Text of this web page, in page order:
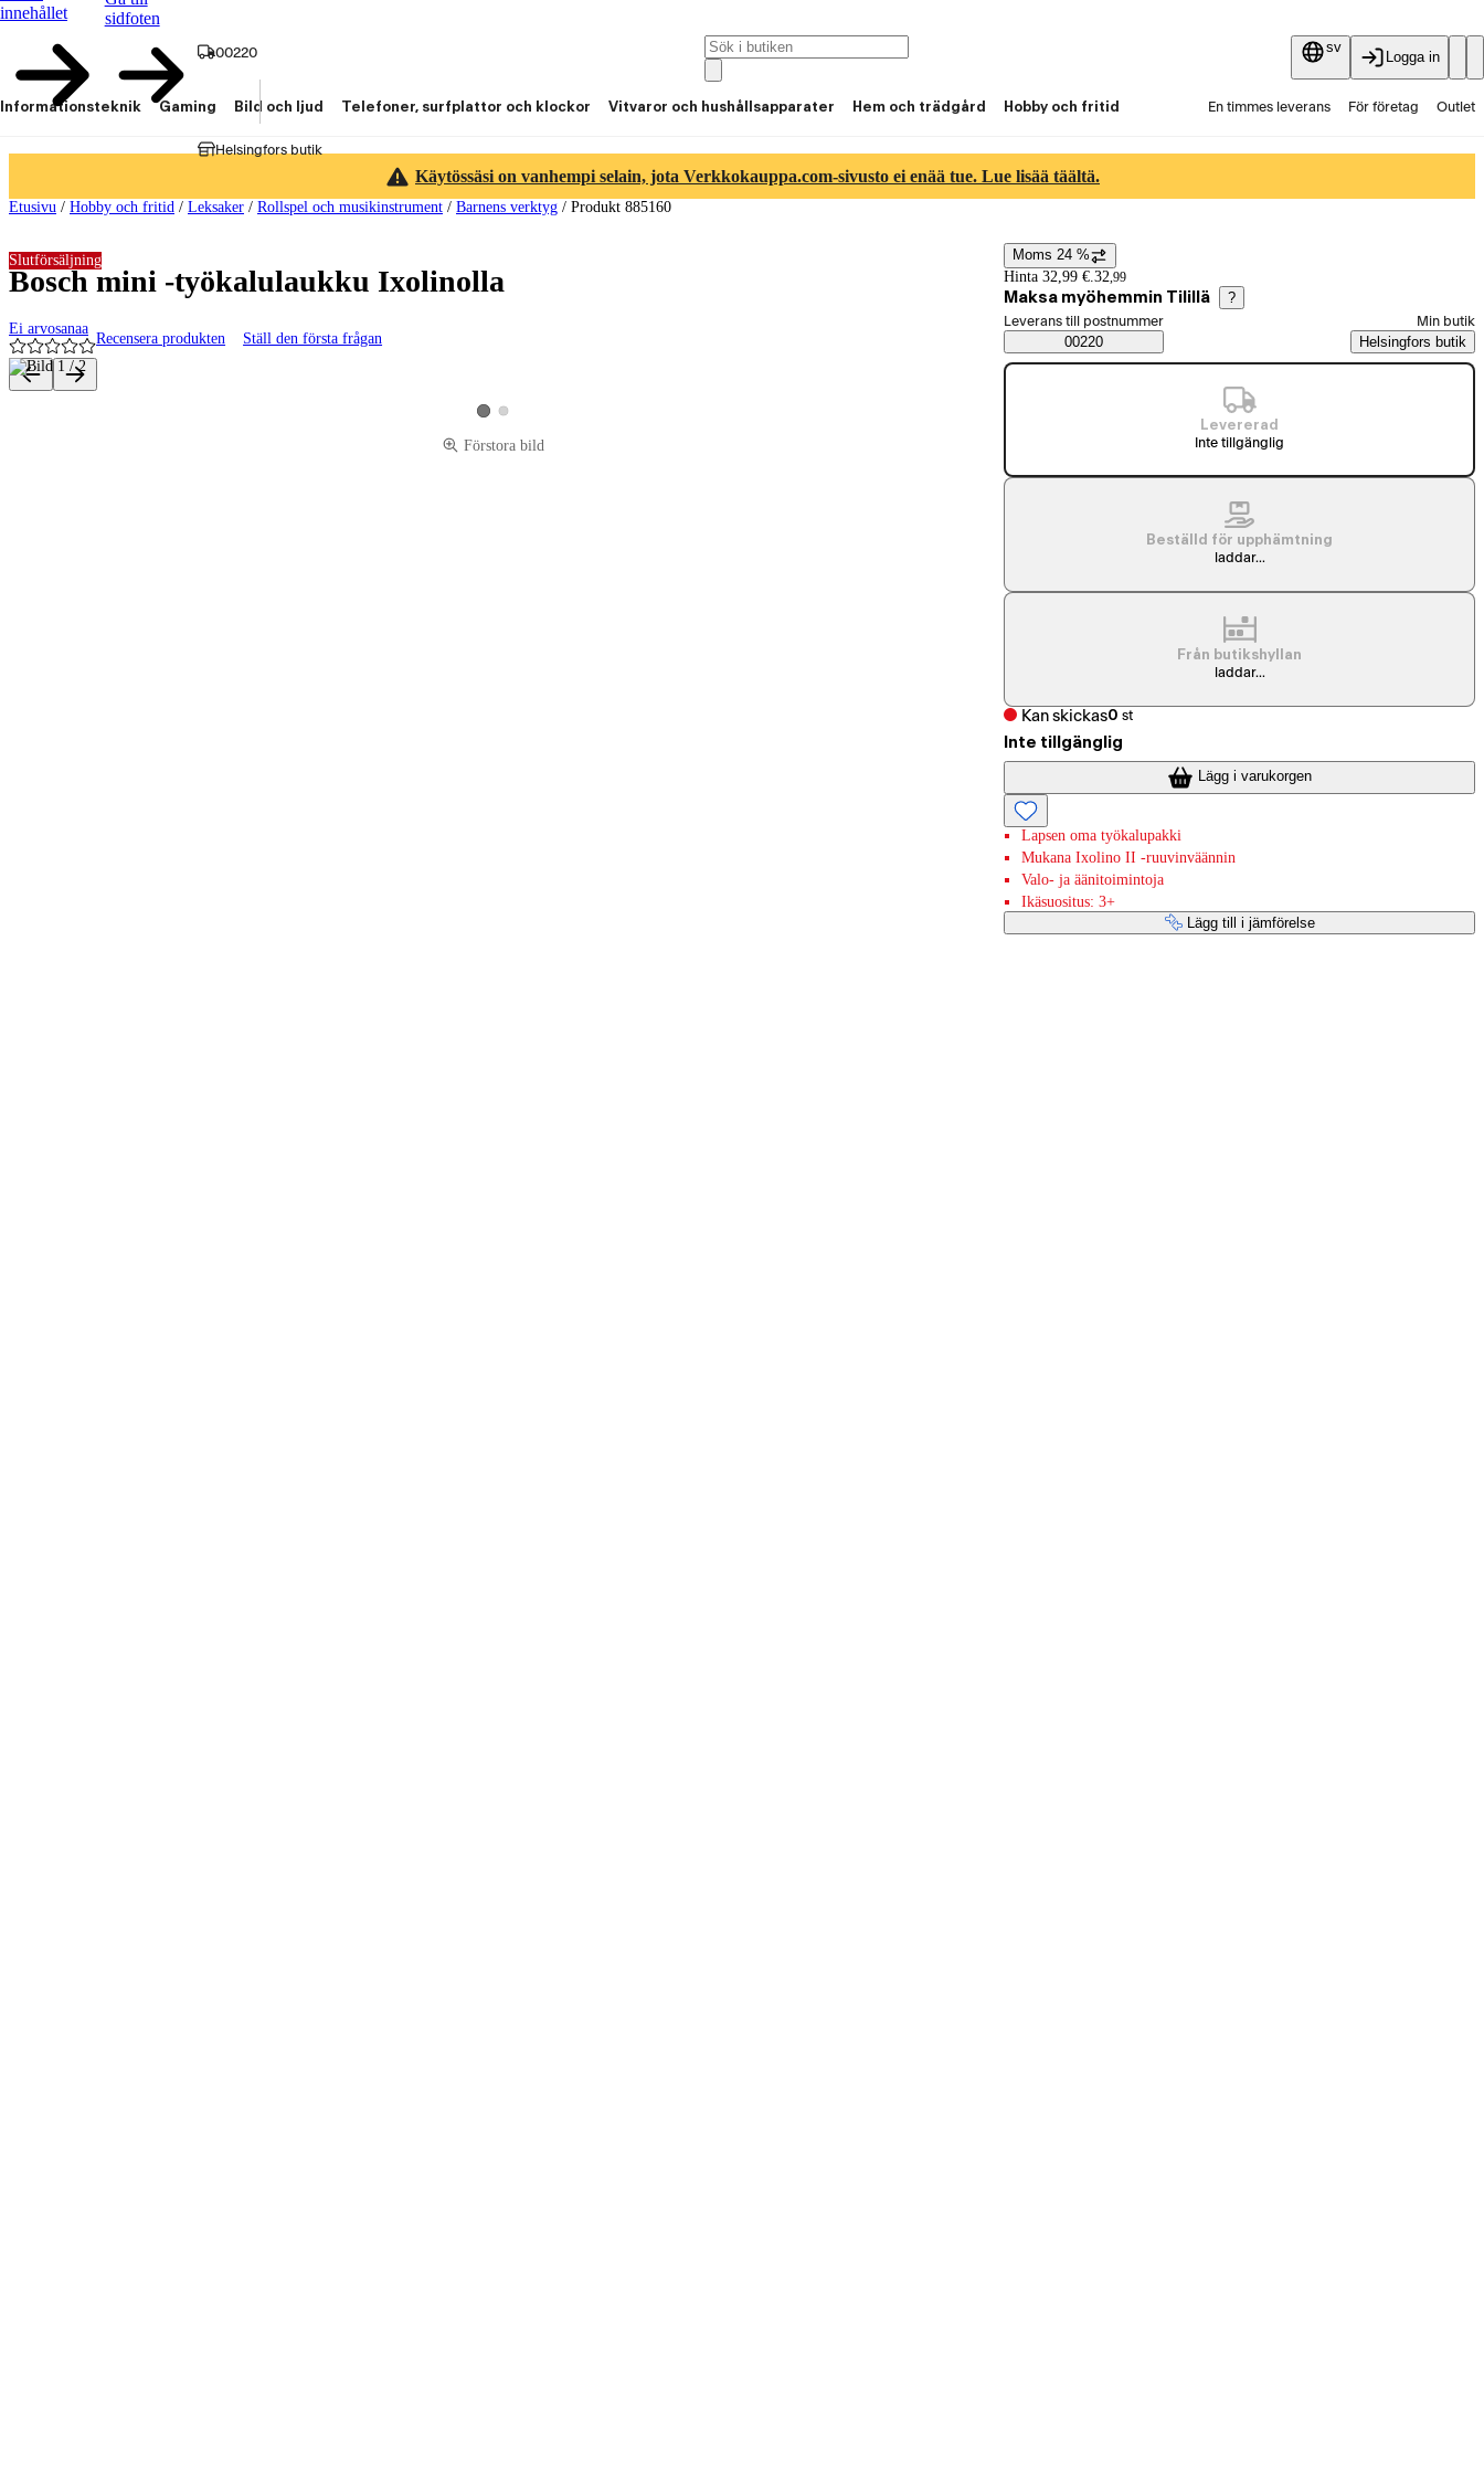
innehållet
sidfoten
00220
Helsingfors butik
sv
Logga in
Informationsteknik Gaming Bild och ljud Telefoner, surfplattor och klockor Vitvaror och hushållsapparater Hem och trädgård Hobby och fritid En timmes leverans För företag Outlet
Käytössäsi on vanhempi selain, jota Verkkokauppa.com-sivusto ei enää tue. Lue lisää täältä.
Etusivu / Hobby och fritid / Leksaker / Rollspel och musikinstrument / Barnens verktyg / Produkt 885160
Bosch mini -työkalulaukku Ixolinolla
Ei arvosanaa
Recensera produkten Ställ den första frågan
Slutförsäljning
Produktbilder och videor
Visa produktbild 1
Visa produktbild 2
Förstora bild
Prisinformation
Moms 24 %
Hinta 32,99 €.32,99
Maksa myöhemmin Tilillä ?
Saatavuustiedot
Välj beställningssätt
Leverans till postnummer
00220
Min butik
Helsingfors butik
Levererad
Inte tillgänglig
Beställd för upphämtning
laddar...
Från butikshyllan
laddar...
Kan skickas0 st
Inte tillgänglig
Lägg i varukorgen
Lapsen oma työkalupakki
Mukana Ixolino II -ruuvinväännin
Valo- ja äänitoimintoja
Ikäsuositus: 3+
Lägg till i jämförelse